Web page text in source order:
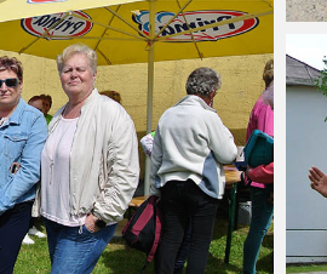
Projekt Riešenie migračných výziev v
obci Predajná (rok 2022 – 2023)